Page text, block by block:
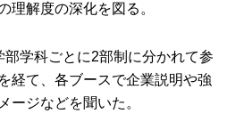
理解度の深化を図る。
学科ごとに2部制に分かれて参
経て、各ブースで企業説明や強
ージなどを聞いた。